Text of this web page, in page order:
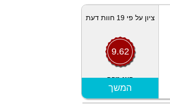
ציון על פי 19 חוות דעת
9.62
הצג מפה
המשך